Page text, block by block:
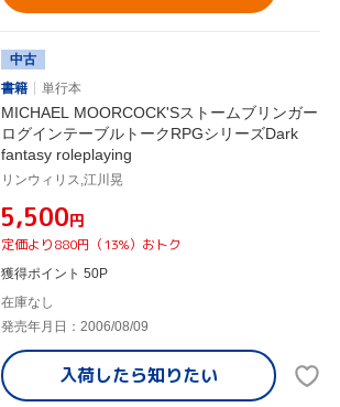
中古
書籍
単行本
MICHAEL MOORCOCK'Sストームブリンガー
ログインテーブルトークRPGシリーズDark
fantasy roleplaying
リンウィリス,江川晃
¥5,500円
定価より880円（13%）おトク
獲得ポイント 50P
在庫なし
発売年月日：2006/08/09
入荷したら知りたい